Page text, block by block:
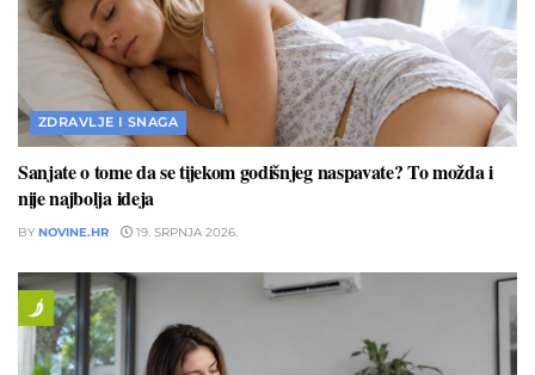
ZDRAVLJE I SNAGA
Sanjate o tome da se tijekom godišnjeg naspavate? To možda i
nije najbolja ideja
BY NOVINE.HR 19. SRPNJA 2026.